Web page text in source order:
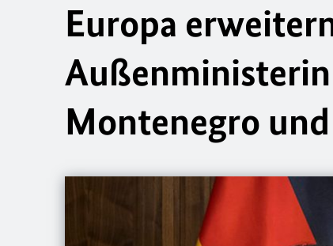
Europa
Montenegro